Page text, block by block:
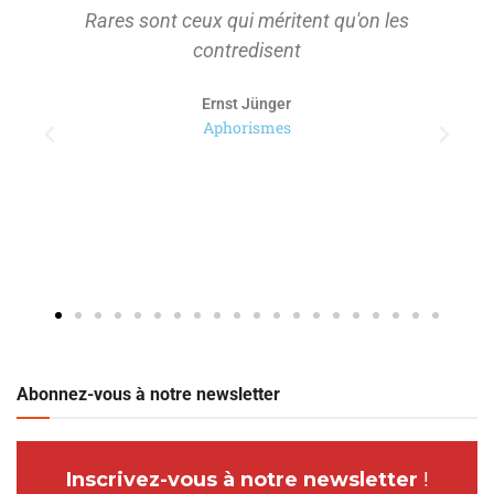
Rares sont ceux qui méritent qu'on les
contredisent
Ernst Jünger
Aphorismes
Abonnez-vous à notre newsletter
Inscrivez-vous à notre newsletter !